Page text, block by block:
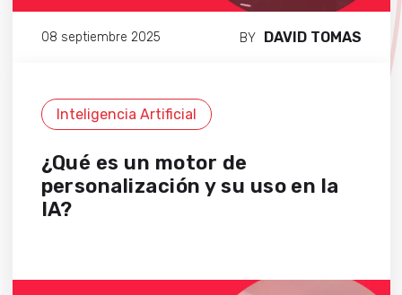
08 septiembre 2025 BY DAVID TOMAS
Inteligencia Artificial
¿Qué es un motor de
personalización y su uso en la
IA?